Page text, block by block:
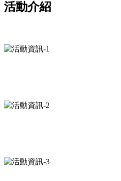
活動介紹